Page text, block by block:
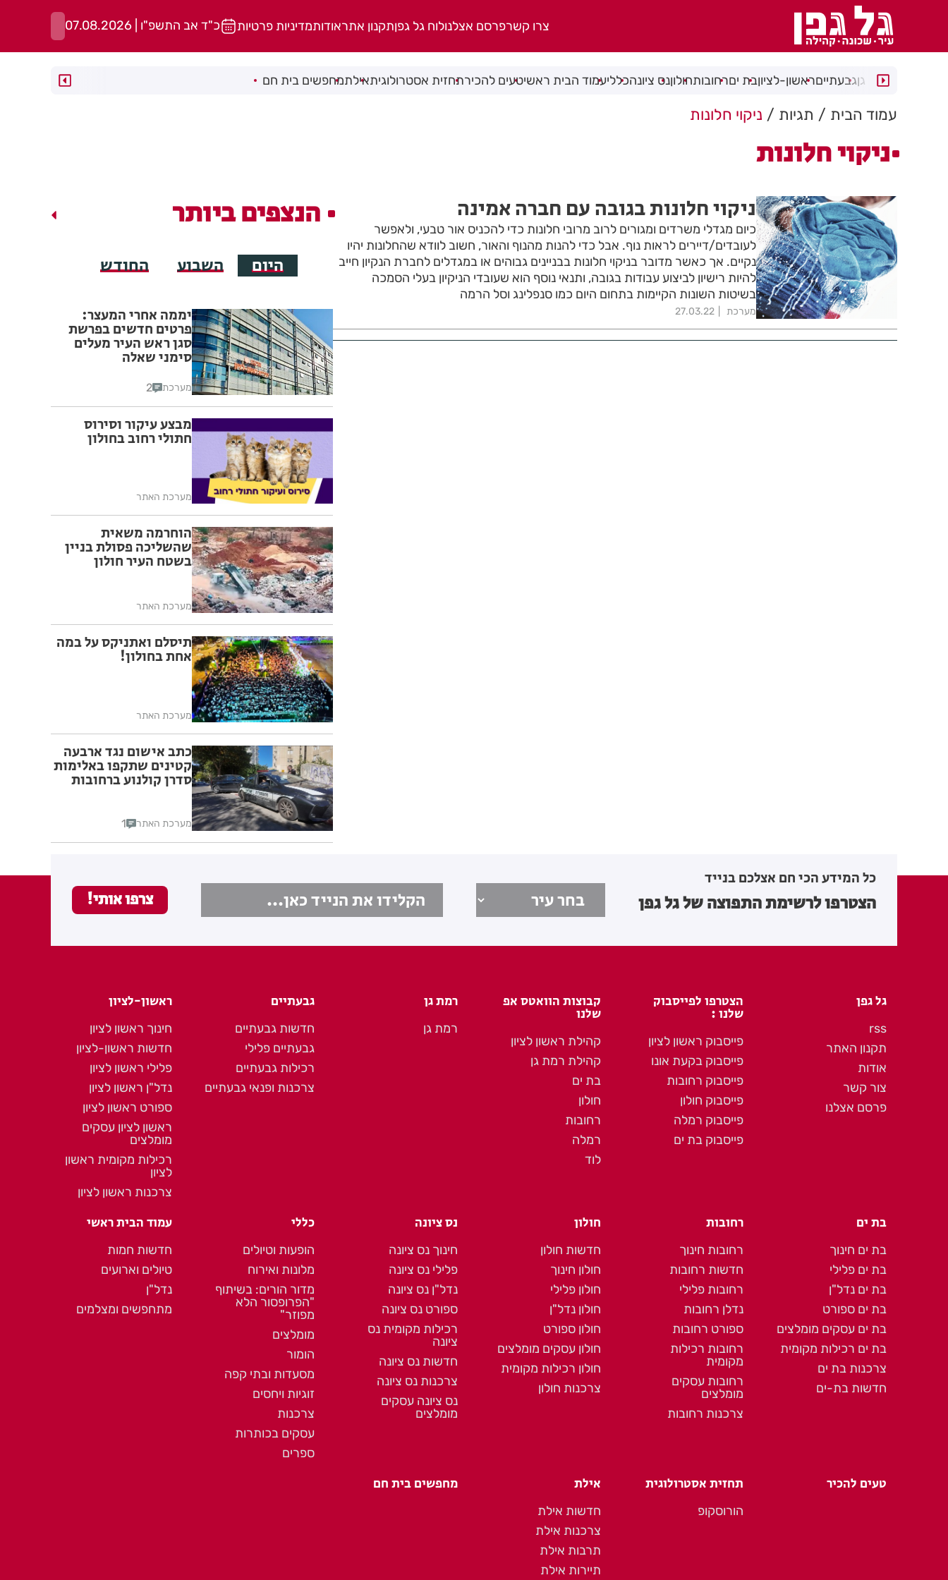
צרו קשרפרסם אצלנולוח גל גפןתקנון אתראודותמדיניות פרטיות כ"ד אב התשפ"ו | 07.08.2026
רמת גןגבעתייםראשון-לציוןבת יםרחובותחולוןנס ציונהכלליעמוד הבית ראשיטעים להכירתחזית אסטרולוגיתאילתמחפשים בית חם
עמוד הבית תגיות ניקוי חלונות
ניקוי חלונות
ניקוי חלונות בגובה עם חברה אמינה
כיום מגדלי משרדים ומגורים לרוב מרובי חלונות כדי להכניס אור טבעי, ולאפשר
לעובדים/דיירים לראות נוף. אבל כדי להנות מהנוף והאור, חשוב לוודא שהחלונות יהיו
נקיים. אך כאשר מדובר בניקוי חלונות בבניינים גבוהים או במגדלים לחברת הנקיון חייב
להיות רישיון לביצוע עבודות בגובה, ותנאי נוסף הוא שעובדי הניקיון בעלי הסמכה
בשיטות השונות הקיימות בתחום היום כמו סנפלינג וסל הרמה
מערכת 27.03.22
הנצפים ביותר
היום השבוע החודש
יממה אחרי המעצר:
פרטים חדשים בפרשת
סגן ראש העיר מעלים
סימני שאלה
מערכת 2
מבצע עיקור וסירוס
חתולי רחוב בחולון
מערכת האתר
הוחרמה משאית
שהשליכה פסולת בניין
בשטח העיר חולון
מערכת האתר
תיסלם ואתניקס על במה
אחת בחולון!
מערכת האתר
כתב אישום נגד ארבעה
קטינים שתקפו באלימות
סדרן קולנוע ברחובות
מערכת האתר 1
כל המידע הכי חם אצלכם בנייד
הצטרפו לרשימת התפוצה של גל גפן
גל גפן
rss
תקנון האתר
אודות
צור קשר
פרסם אצלנו
הצטרפו לפייסבוק
שלנו :
פייסבוק ראשון לציון
פייסבוק בקעת אונו
פייסבוק רחובות
פייסבוק חולון
פייסבוק רמלה
פייסבוק בת ים
קבוצות הוואטס אפ
שלנו
קהילת ראשון לציון
קהילת רמת גן
בת ים
חולון
רחובות
רמלה
לוד
רמת גן
רמת גן
גבעתיים
חדשות גבעתיים
גבעתיים פלילי
רכילות גבעתיים
צרכנות ופנאי גבעתיים
ראשון-לציון
חינוך ראשון לציון
חדשות ראשון-לציון
פלילי ראשון לציון
נדל"ן ראשון לציון
ספורט ראשון לציון
ראשון לציון עסקים
מומלצים
רכילות מקומית ראשון
לציון
צרכנות ראשון לציון
בת ים
בת ים חינוך
בת ים פלילי
בת ים נדל"ן
בת ים ספורט
בת ים עסקים מומלצים
בת ים רכילות מקומית
צרכנות בת ים
חדשות בת-ים
רחובות
רחובות חינוך
חדשות רחובות
רחובות פלילי
נדלן רחובות
ספורט רחובות
רחובות רכילות
מקומית
רחובות עסקים
מומלצים
צרכנות רחובות
חולון
חדשות חולון
חולון חינוך
חולון פלילי
חולון נדל"ן
חולון ספורט
חולון עסקים מומלצים
חולון רכילות מקומית
צרכנות חולון
נס ציונה
חינוך נס ציונה
פלילי נס ציונה
נדל"ן נס ציונה
ספורט נס ציונה
רכילות מקומית נס
ציונה
חדשות נס ציונה
צרכנות נס ציונה
נס ציונה עסקים
מומלצים
כללי
הופעות וטיולים
מלונות ואירוח
מדור הורים: בשיתוף
"הפרופסור הלא
מפוזר"
מומלצים
הומור
מסעדות ובתי קפה
זוגיות ויחסים
צרכנות
עסקים בכותרות
ספרים
עמוד הבית ראשי
חדשות חמות
טיולים וארועים
נדל"ן
מתחפשים ומצלמים
טעים להכיר תחזית אסטרולוגית
הורוסקופ
אילת
חדשות אילת
צרכנות אילת
תרבות אילת
תיירות אילת
מחפשים בית חם